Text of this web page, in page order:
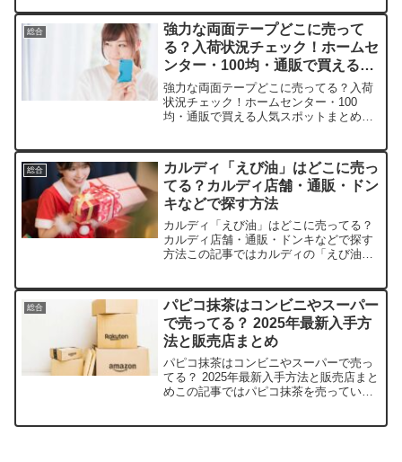
などを手短に紹介します。店舗平均価格
特...
総合
強力な両面テープどこに売って
る？入荷状況チェック！ホームセ
ンター・100均・通販で買える人
気スポットまとめ
強力な両面テープどこに売ってる？入荷
状況チェック！ホームセンター・100
均・通販で買える人気スポットまとめこ
介します。DIYの味方ですよ！店舗商品
例平均価格在庫状況Am...
総合
カルディ「えび油」はどこに売っ
てる？カルディ店舗・通販・ドン
キなどで探す方法
カルディ「えび油」はどこに売ってる？
カルディ店舗・通販・ドンキなどで探す
方法この記事ではカルディの「えび油」
す。店舗名参考価格（税込）特徴楽天市
場約450円～ポイント還元...
総合
パピコ抹茶はコンビニやスーパー
で売ってる？ 2025年最新入手方
法と販売店まとめ
パピコ抹茶はコンビニやスーパーで売っ
てる？ 2025年最新入手方法と販売店まと
めこの記事ではパピコ抹茶を売っている